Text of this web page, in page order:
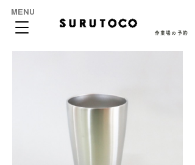
MENU
作業場の予約